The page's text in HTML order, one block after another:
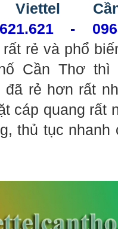
Viettel
-
rẻ và phổ
Cần Thơ
đã rẻ hơn rất
cáp quang rất
thủ tục nhanh